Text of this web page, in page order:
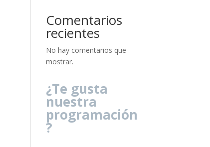
Comentarios
recientes
No hay comentarios que
mostrar.
¿Te gusta
nuestra
programación
?